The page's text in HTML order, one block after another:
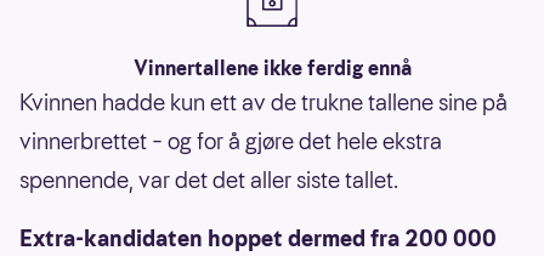
Vinnertallene ikke ferdig ennå
Kvinnen hadde kun ett av de trukne tallene sine på
vinnerbrettet – og for å gjøre det hele ekstra
spennende, var det det aller siste tallet.
Extra-kandidaten hoppet dermed fra 200 000